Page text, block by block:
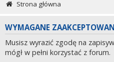
Strona główna
WYMAGANE
Musisz wyrazić zgodę na
mógł w pełni korzystać z forum.